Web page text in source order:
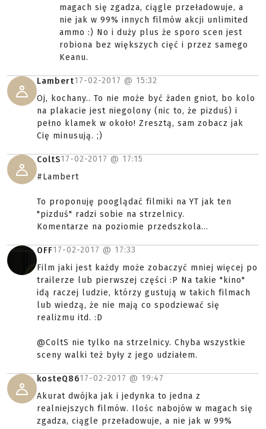
magach się zgadza, ciągle przeładowuje, a
nie jak w 99% innych filmów akcji unlimited
ammo :) No i duży plus że sporo scen jest
robiona bez większych cięć i przez samego
Keanu.
Lambert17-02-2017 @ 15:32
Oj, kochany.. To nie może być żaden gniot, bo kolo
na plakacie jest niegolony (nic to, że pizduś) i
pełno klamek w około! Zresztą, sam zobacz jak
Cię minusują. ;)
ColtS17-02-2017 @ 17:15
#Lambert
To proponuję pooglądać filmiki na YT jak ten
"pizduś" radzi sobie na strzelnicy.
Komentarze na poziomie przedszkola...
OFF17-02-2017 @ 17:33
Film jaki jest każdy może zobaczyć mniej więcej po
trailerze lub pierwszej części :P Na takie "kino"
idą raczej ludzie, którzy gustują w takich filmach
lub wiedzą, że nie mają co spodziewać się
realizmu itd. :D
@ColtS nie tylko na strzelnicy. Chyba wszystkie
sceny walki też były z jego udziałem.
kosteQ8617-02-2017 @ 19:47
Akurat dwójka jak i jedynka to jedna z
realniejszych filmów. Ilośc nabojów w magach się
zgadza, ciągle przeładowuje, a nie jak w 99%